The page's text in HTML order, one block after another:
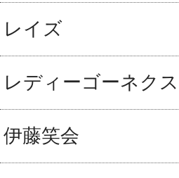
レイズ
レディーゴーネクス
伊藤笑会